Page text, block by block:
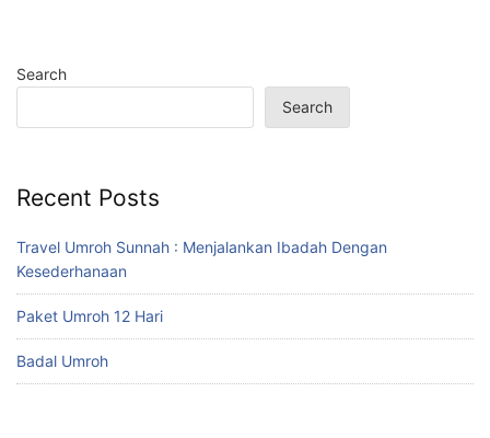
Search
Search
Recent Posts
Travel Umroh Sunnah : Menjalankan Ibadah Dengan
Kesederhanaan
Paket Umroh 12 Hari
Badal Umroh